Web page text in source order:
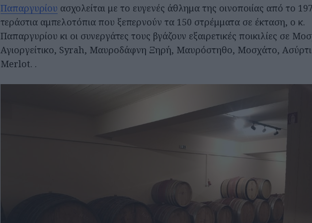
Παπαργυρίου ασχολείται με το ευγενές άθλημα της οινοποιίας από το
τεράστια αμπελοτόπια που ξεπερνούν τα 150 στρέμματα σε έκταση, ο κ.
Παπαργυρίου κι οι συνεργάτες τους βγάζουν εξαιρετικές ποικιλίες σε
Αγιοργείτικο, Syrah, Μαυροδάφνη Ξηρή, Μαυρόστηθο, Μοσχάτο,
Merlot. .